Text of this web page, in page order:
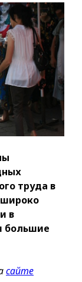
труда в
широко
в
большие
сайте